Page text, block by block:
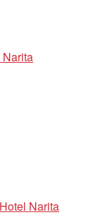
Narita
Narita